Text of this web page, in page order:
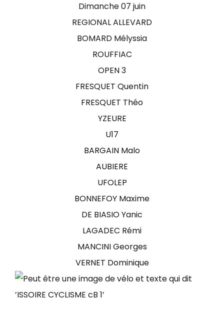
Dimanche 07 juin
REGIONAL ALLEVARD
BOMARD Mélyssia
ROUFFIAC
OPEN 3
FRESQUET Quentin
FRESQUET Théo
YZEURE
U17
BARGAIN Malo
AUBIERE
UFOLEP
BONNEFOY Maxime
DE BIASIO Yanic
LAGADEC Rémi
MANCINI Georges
VERNET Dominique